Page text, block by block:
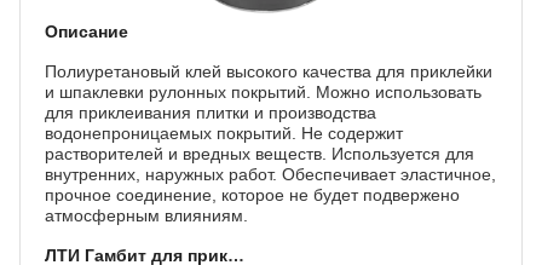
Описание
Полиуретановый клей высокого качества для приклейки
и шпаклевки рулонных покрытий. Можно использовать
для приклеивания плитки и производства
водонепроницаемых покрытий. Не содержит
растворителей и вредных веществ. Используется для
внутренних, наружных работ. Обеспечивает эластичное,
прочное соединение, которое не будет подвержено
атмосферным влияниям.
ЛТИ Гамбит для приклейки